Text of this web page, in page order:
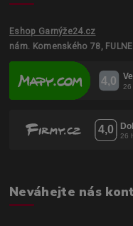
Eshop Garnýže24.cz
nám. Komenského 78,
Neváhejte nás